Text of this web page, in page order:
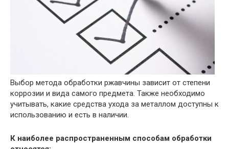
Выбор метода обработки ржавчины зависит от степени
коррозии и вида самого предмета. Также необходимо
учитывать, какие средства ухода за металлом доступны к
использованию и есть в наличии.
К наиболее распространенным способам обработки